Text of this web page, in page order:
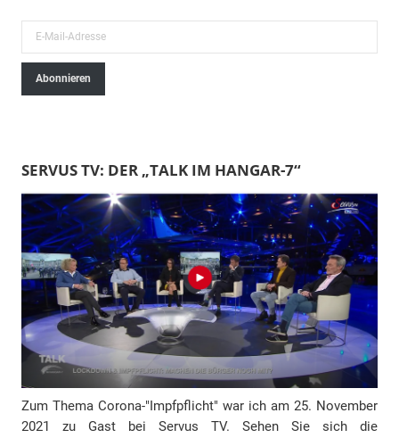
-
-
A
d
r
e
s
s
Abonnieren
SERVUS TV: DER „TALK IM HANGAR-7“
Zum Thema Corona-"Impfpflicht" war ich am 25. November
2021 zu Gast bei Servus TV. Sehen Sie sich die